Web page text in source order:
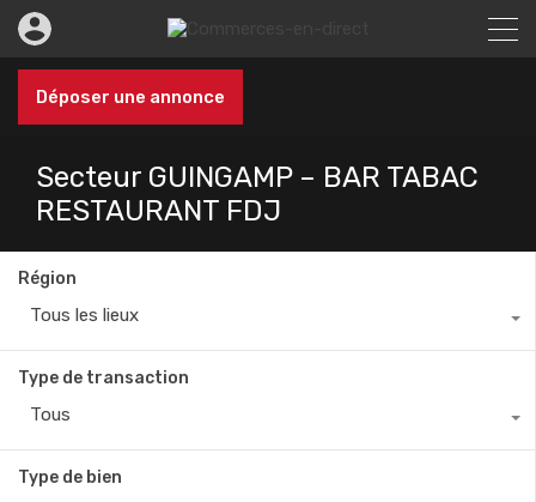
Déposer une annonce
Secteur GUINGAMP – BAR TABAC
RESTAURANT FDJ
Région
Tous les lieux
Type de transaction
Tous
Type de bien